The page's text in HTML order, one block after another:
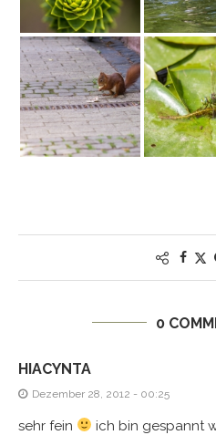
0
HIACYNTA
Dezember 28, 2012 - 00:25
sehr fein
ich bin gespannt